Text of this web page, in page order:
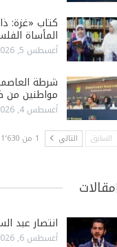
كتاب «غزة:
المأساة
أغسطس 5, 2026
شرطة
مواطنين من
أغسطس 4, 2026
السابق التالي 1 من 1٬630
مقالات
انتصار عبد
أغسطس 6, 2026